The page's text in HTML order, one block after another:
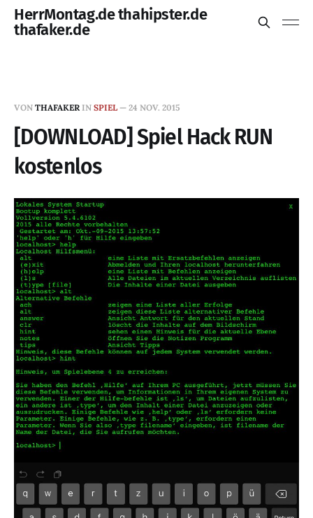
HerrMontag.de thahipster.de
thafaker.de
VON THAFAKER IN SPIEL — 24 NOV. 2015
[DOWNLOAD] Spiel Hack RUN
kostenlos